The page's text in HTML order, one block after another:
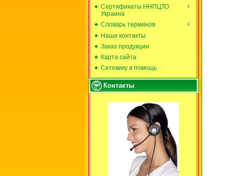
Сертификаты ННПЦТО
Украина
Словарь терминов
Наши контакты
Заказ продукции
Карта сайта
Сетевику в помощь
Контакты